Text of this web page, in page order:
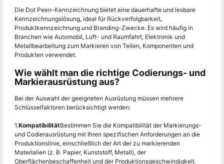
Die Dot Peen-Kennzeichnung bietet eine dauerhafte und lesbare
Kennzeichnungslösung, ideal für Rückverfolgbarkeit,
Produktkennzeichnung und Branding-Zwecke. Es wird häufig in
Branchen wie Automobil, Luft- und Raumfahrt, Elektronik und
Metallbearbeitung zum Markieren von Teilen, Komponenten und
Produkten verwendet.
Wie wählt man die richtige Codierungs- und
Markierausrüstung aus?
Bei der Auswahl der geeigneten Ausrüstung müssen mehrere
Schlüsselfaktoren berücksichtigt werden:
1.KompatibilitätBestimmen Sie die Kompatibilität der Markierungs-
und Codierausrüstung mit Ihren spezifischen Anforderungen an die
Produktionslinie, einschließlich der Art der zu markierenden
Materialien (z. B. Papier, Kunststoff, Metall), der
Oberflächenbeschaffenheit und der Produktionsgeschwindigkeit.